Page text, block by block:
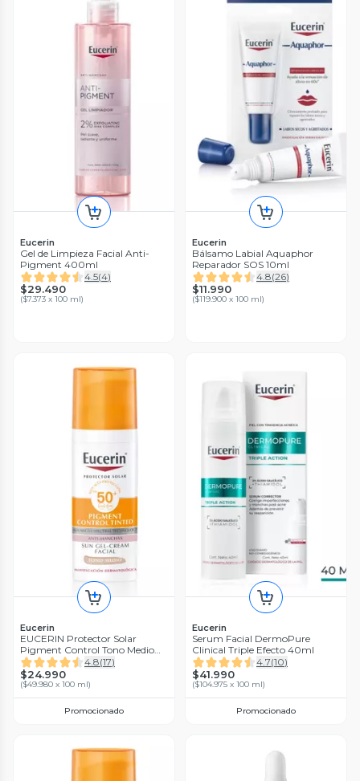
Eucerin
Gel de Limpieza Facial Anti-
Pigment 400ml
4.5(4)
$29.490
($7.373 x 100 ml)
Eucerin
Bálsamo Labial Aquaphor
Reparador SOS 10ml
4.8(26)
$11.990
($119.900 x 100 ml)
Eucerin
EUCERIN Protector Solar
Pigment Control Tono Medio
Facial FPS50+ 50ml
4.8(17)
$24.990
($49.980 x 100 ml)
Promocionado
Eucerin
Serum Facial DermoPure
Clinical Triple Efecto 40ml
4.7(10)
$41.990
($104.975 x 100 ml)
Promocionado